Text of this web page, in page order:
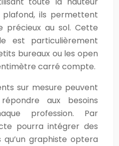
plafond, ils permettent
précieux au sol. Cette
est particulièrement
bureaux ou les open
carré compte.
sur mesure peuvent
aux besoins
profession. Par
pourra intégrer des
graphiste optera